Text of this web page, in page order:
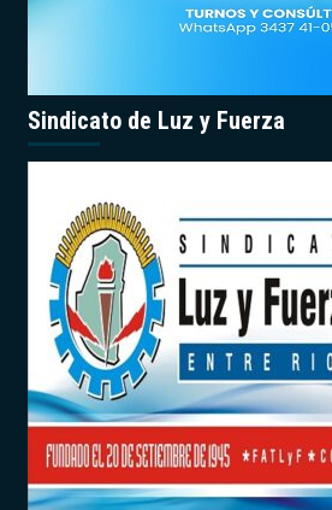
Sindicato de Luz y Fuerza